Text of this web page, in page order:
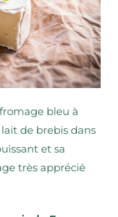
bleu à
de brebis dans
et sa
très apprécié